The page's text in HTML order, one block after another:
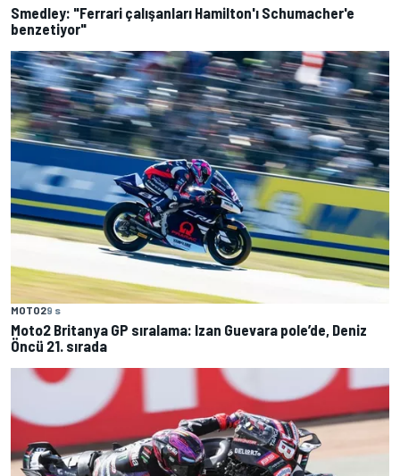
Smedley: "Ferrari çalışanları Hamilton'ı Schumacher'e
benzetiyor"
MOTO29 s
Moto2 Britanya GP sıralama: Izan Guevara pole’de, Deniz
Öncü 21. sırada